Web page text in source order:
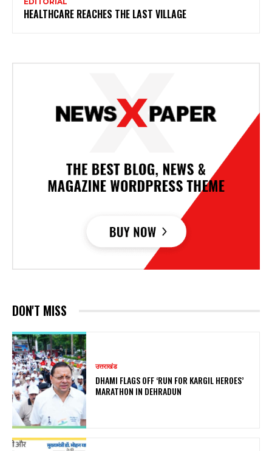
HEALTHCARE REACHES THE LAST VILLAGE
DON'T MISS
उत्तराखंड
DHAMI FLAGS OFF ‘RUN FOR KARGIL HEROES’
MARATHON IN DEHRADUN